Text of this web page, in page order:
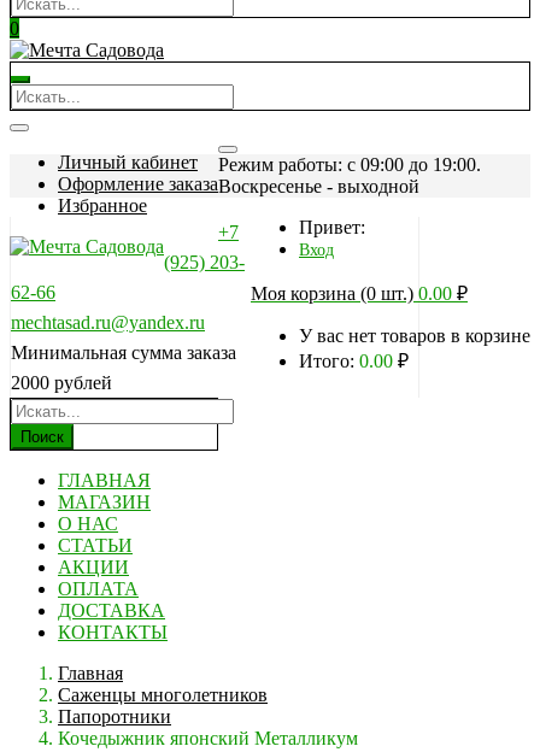
0
Личный кабинет
Оформление заказа
Избранное
Режим работы: c 09:00 до 19:00.
Воскресенье - выходной
Привет:
Вход
Моя корзина (0 шт.) 0.00 ₽
У вас нет товаров в корзине
Итого: 0.00 ₽
+7
(925) 203-
62-66
mechtasad.ru@yandex.ru
Минимальная сумма заказа
2000 рублей
Поиск
ГЛАВНАЯ
МАГАЗИН
О НАС
СТАТЬИ
АКЦИИ
ОПЛАТА
ДОСТАВКА
КОНТАКТЫ
Главная
Саженцы многолетников
Папоротники
Кочедыжник японский Металликум